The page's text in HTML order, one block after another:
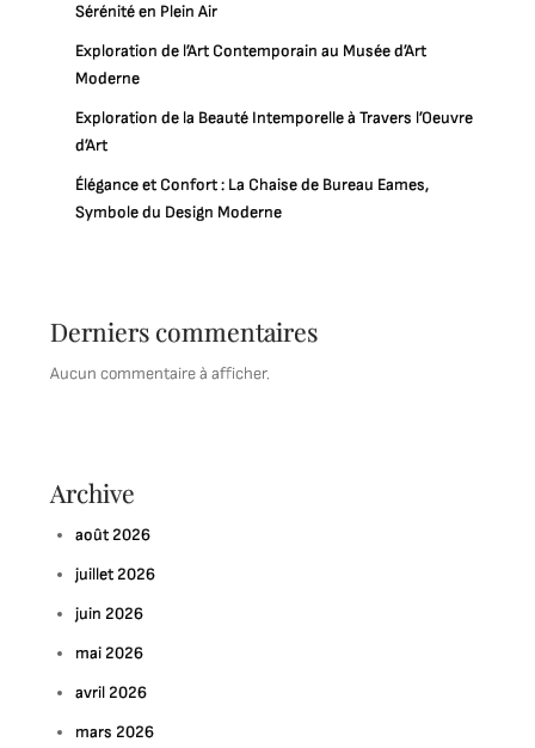
Sérénité en Plein Air
Exploration de l’Art Contemporain au Musée d’Art
Moderne
Exploration de la Beauté Intemporelle à Travers l’Oeuvre
d’Art
Élégance et Confort : La Chaise de Bureau Eames,
Symbole du Design Moderne
Derniers commentaires
Aucun commentaire à afficher.
Archive
août 2026
juillet 2026
juin 2026
mai 2026
avril 2026
mars 2026